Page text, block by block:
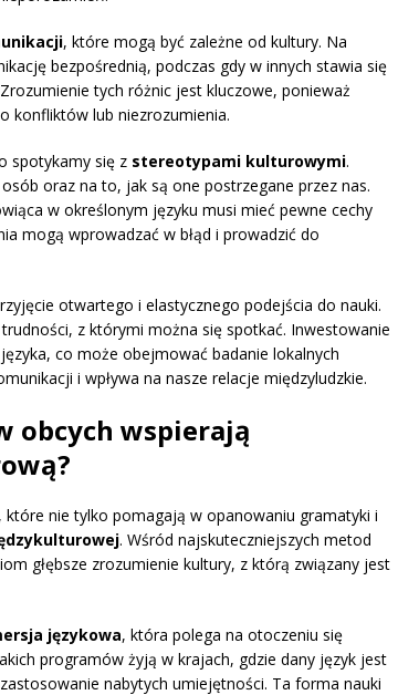
, które mogą być zależne od kultury. Na
bezpośrednią, podczas gdy w innych stawia się
tych różnic jest kluczowe, ponieważ
konfliktów lub niezrozumienia.
spotykamy się z stereotypami kulturowymi.
oraz na to, jak są one postrzegane przez nas.
w określonym języku musi mieć pewne cechy
mogą wprowadzać w błąd i prowadzić do
otwartego i elastycznego podejścia do nauki.
z którymi można się spotkać. Inwestowanie
co może obejmować badanie lokalnych
i wpływa na nasze relacje międzyludzkie.
obcych wspierają
nie tylko pomagają w opanowaniu gramatyki i
. Wśród najskuteczniejszych metod
głębsze zrozumienie kultury, z którą związany jest
językowa, która polega na otoczeniu się
programów żyją w krajach, gdzie dany język jest
nabytych umiejętności. Ta forma nauki